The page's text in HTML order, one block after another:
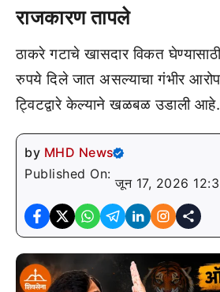
राजकारण तापले
ठाकरे गटाचे खासदार विकत
रुपये दिले जात असल्याचा गंभीर
ट्विटद्वारे केल्याने खळबळ उडाली आहे.
by MHD News
Published On:
जून 17, 2026